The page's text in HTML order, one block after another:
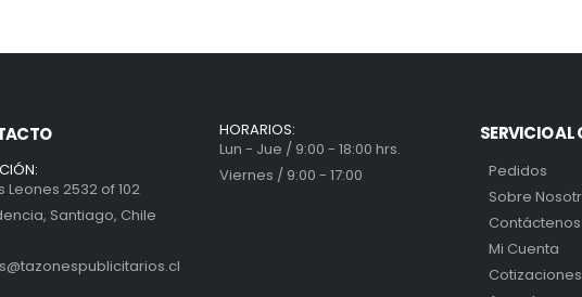
Leones 2532 of 102
Santiago, Chile
HORARIOS:
Lun - Jue / 9:00 - 18:00 hrs.
Viernes / 9:00 - 17:00
SERVICIO AL
Pedidos
Sobre
Contáctenos
Mi Cuenta
Cotizaciones